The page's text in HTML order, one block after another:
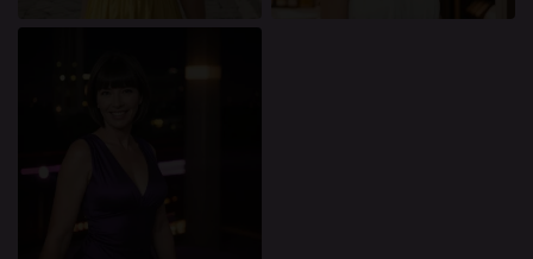
Allt material jag ser eller laddar ner från
Jag kontaktades inte av leverantörerna av detta